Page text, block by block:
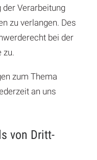
der Verarbeitung
zu verlangen. Des
bei der
zu.
zum Thema
an uns
von Dritt­